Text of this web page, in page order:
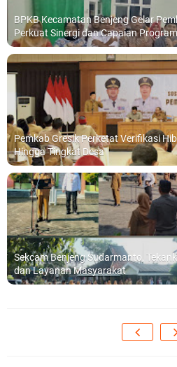
BPKB Kecamatan Benjeng Gelar
Perkuat Sinergi dan Capaian
Pemkab Gresik Perketat Verifikasi
Hingga Tingkat Desa
Sekcam Benjeng Sudarmanto,
dan Layanan Masyarakat